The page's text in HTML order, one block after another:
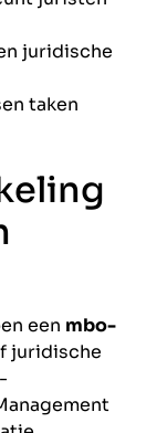
juridische
taken
een mbo-
juridische